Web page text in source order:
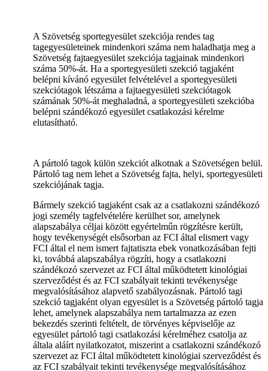
A Szövetség sportegyesület szekciója rendes tag
tagegyesületeinek mindenkori száma nem haladhatja meg a
Szövetség fajtaegyesület szekciója tagjainak mindenkori
száma 50%-át. Ha a sportegyesületi szekció tagjaként
belépni kívánó egyesület felvételével a sportegyesületi
szekciótagok létszáma a fajtaegyesületi szekciótagok
számának 50%-át meghaladná, a sportegyesületi szekcióba
belépni szándékozó egyesület csatlakozási kérelme
elutasítható.
A pártoló tagok külön szekciót alkotnak a Szövetségen belül.
Pártoló tag nem lehet a Szövetség fajta, helyi, sportegyesületi
szekciójának tagja.
Bármely szekció tagjaként csak az a csatlakozni szándékozó
jogi személy tagfelvételére kerülhet sor, amelynek
alapszabálya céljai között egyértelműn rögzítésre került,
hogy tevékenységét elsősorban az FCI által elismert vagy
FCI által el nem ismert fajtatiszta ebek vonatkozásában fejti
ki, továbbá alapszabálya rögzíti, hogy a csatlakozni
szándékozó szervezet az FCI által működtetett kinológiai
szerveződést és az FCI szabályait tekinti tevékenysége
megvalósításához alapvető szabályozásnak. Pártoló tagi
szekció tagjaként olyan egyesület is a Szövetség pártoló tagja
lehet, amelynek alapszabálya nem tartalmazza az ezen
bekezdés szerinti feltételt, de törvényes képviselője az
egyesület pártoló tagi csatlakozási kérelméhez csatolja az
általa aláírt nyilatkozatot, miszerint a csatlakozni szándékozó
szervezet az FCI által működtetett kinológiai szerveződést és
az FCI szabályait tekinti tevékenysége megvalósításához